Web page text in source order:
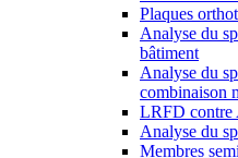
Plaques
Analyse du
bâtiment
Analyse du
combinaison
LRFD contre
Analyse du
Membres